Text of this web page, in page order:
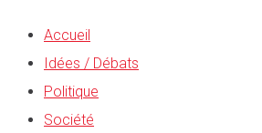
Accueil
Idées / Débats
Politique
Société